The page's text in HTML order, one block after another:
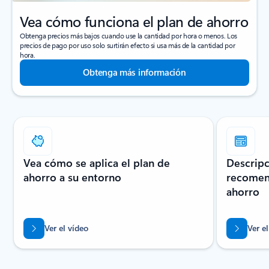
Vea cómo funciona el plan de ahorro
Obtenga precios más bajos cuando use la cantidad por hora o menos. Los
precios de pago por uso solo surtirán efecto si usa más de la cantidad por
hora.
Obtenga más información
Mostrando diapositiva 1 de 2
Vea cómo se aplica el plan de
ahorro a su entorno
Ver el vídeo
ahorro
Ver